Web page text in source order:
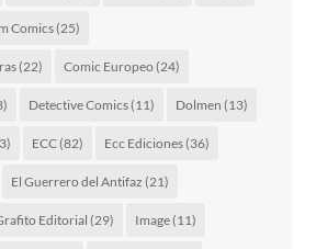
Comics(25)
(22) Comic Europeo (24)
Detective Comics(11) Dolmen (13)
ECC(82) Ecc Ediciones(36)
El Guerrero del Antifaz (21)
Editorial (29) Image(11)